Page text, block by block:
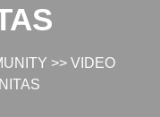
>> VIDEO